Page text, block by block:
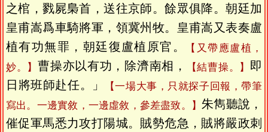
之棺，戮屍梟首，送往京師。餘眾俱降。朝廷加
皇甫嵩爲車騎將軍，領冀州牧。皇甫嵩又表奏盧
植有功無罪，朝廷復盧植原官。
【又帶應盧植，
妙。】 曹操亦以有功，除濟南相， 【結曹操。】 即
日將班師赴任。」
【一場大事，只就探子回報，帶筆
寫出。一邊實敘，一邊虛敘，參差盡致。】朱雋聽說，
催促軍馬悉力攻打陽城。賊勢危急，賊將嚴政刺